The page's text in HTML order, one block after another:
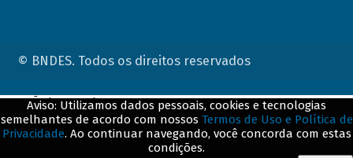
© BNDES. Todos os direitos reservados
Aviso: Utilizamos dados pessoais, cookies e tecnologias
semelhantes de acordo com nossos Termos de Uso e Política de
Privacidade. Ao continuar navegando, você concorda com estas
condições.
ConteÃºdo complementar
${title}${badge}